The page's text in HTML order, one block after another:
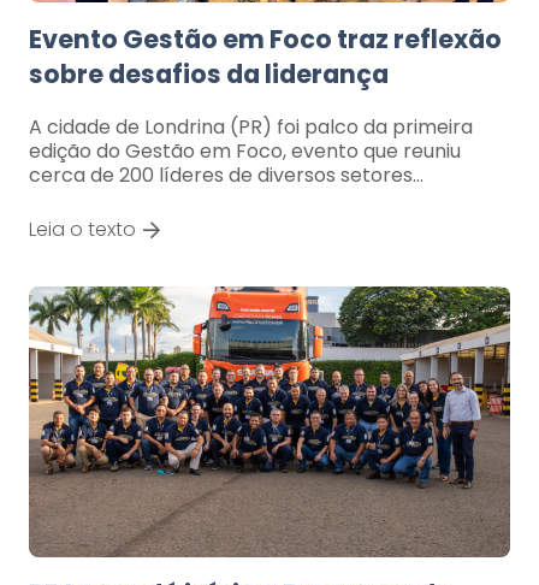
Evento Gestão em Foco traz reflexão
sobre desafios da liderança
A cidade de Londrina (PR) foi palco da primeira
edição do Gestão em Foco, evento que reuniu
cerca de 200 líderes de diversos setores…
Leia o texto